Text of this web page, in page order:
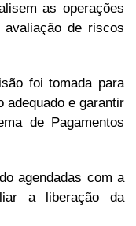
as operações
de riscos
foi tomada para
adequado e garantir
de Pagamentos
agendadas com a
a liberação da